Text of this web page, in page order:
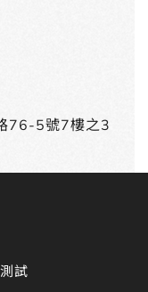
76-5號7樓之3
試